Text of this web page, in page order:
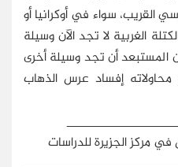
القريب، سواء في أوكرانيا أو
الغربية لا تجد الآن وسيلة
المستبعد أن تجد وسيلة أخرى
إفساد عرس الذهاب
مركز الجزيرة للدراسات